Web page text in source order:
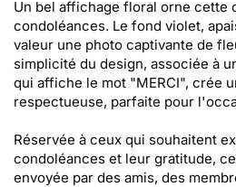
Un bel affichage floral orne cette
condoléances. Le fond violet,
valeur une photo captivante de
simplicité du design, associée à
qui affiche le mot "MERCI", crée
respectueuse, parfaite pour
Réservée à ceux qui souhaitent
condoléances et leur gratitude,
envoyée par des amis, des